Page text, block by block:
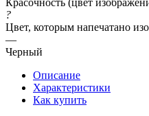
?
Цвет, которым напечатано
—
Черный
Описание
Характеристики
Как купить